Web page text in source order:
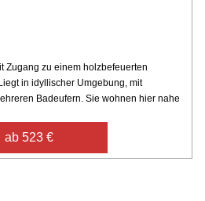
Zugang zu einem holzbefeuerten
in idyllischer Umgebung, mit
Badeufern. Sie wohnen hier nahe
ab 523 €